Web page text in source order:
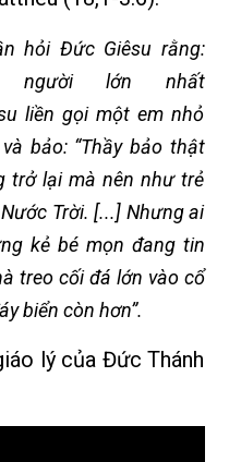
hỏi Đức Giêsu rằng:
người lớn nhất
liền gọi một em nhỏ
bảo: “Thầy bảo thật
trở lại mà nên như trẻ
Trời. [...] Nhưng ai
kẻ bé mọn đang tin
treo cối đá lớn vào cổ
biển còn hơn”.
lý của Đức Thánh